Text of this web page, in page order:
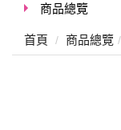
商品總覽
首頁 商品總覽